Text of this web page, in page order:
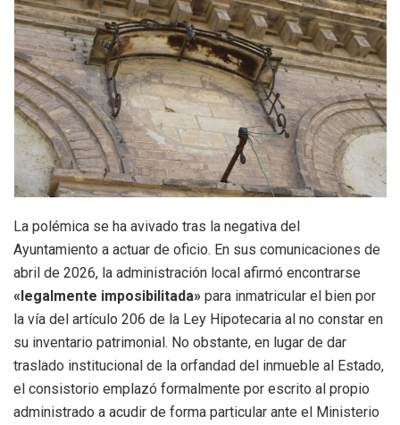
La polémica se ha avivado tras la negativa del
Ayuntamiento a actuar de oficio. En sus comunicaciones de
abril de 2026, la administración local afirmó encontrarse
«legalmente imposibilitada» para inmatricular el bien por
la vía del artículo 206 de la Ley Hipotecaria al no constar en
su inventario patrimonial. No obstante, en lugar de dar
traslado institucional de la orfandad del inmueble al Estado,
el consistorio emplazó formalmente por escrito al propio
administrado a acudir de forma particular ante el Ministerio